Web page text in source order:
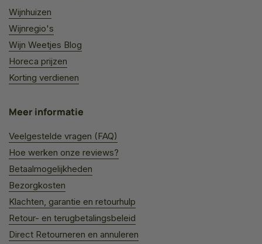
Wijnhuizen
Wijnregio's
Wijn Weetjes Blog
Horeca prijzen
Korting verdienen
Meer informatie
Veelgestelde vragen (FAQ)
Hoe werken onze reviews?
Betaalmogelijkheden
Bezorgkosten
Klachten, garantie en retourhulp
Retour- en terugbetalingsbeleid
Direct Retourneren en annuleren